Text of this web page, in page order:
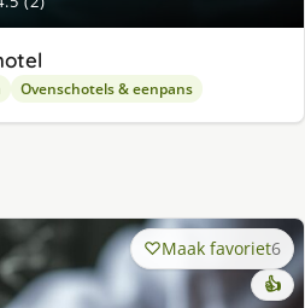
Ovenschotels & eenpans
Maak favoriet6
👍